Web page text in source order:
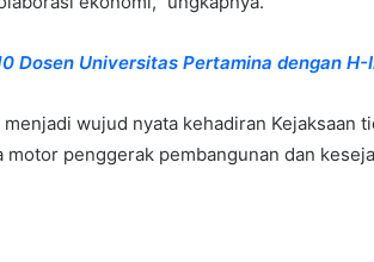
Dosen Universitas Pertamina dengan
wujud nyata kehadiran Kejaksaan
penggerak pembangunan dan